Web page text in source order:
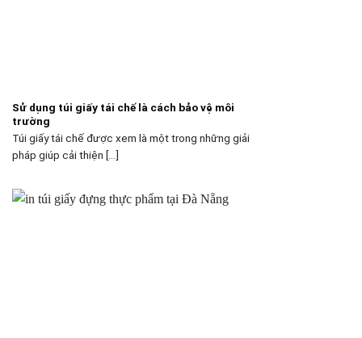
Sử dụng túi giấy tái chế là cách bảo vệ môi
trường
Túi giấy tái chế được xem là một trong những giải
pháp giúp cải thiện [...]